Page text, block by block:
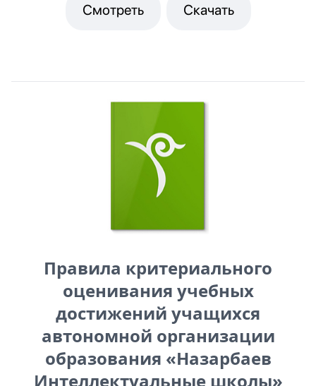
Смотреть Скачать
Правила критериального
оценивания учебных
достижений учащихся
автономной организации
образования «Назарбаев
Интеллектуальные школы»